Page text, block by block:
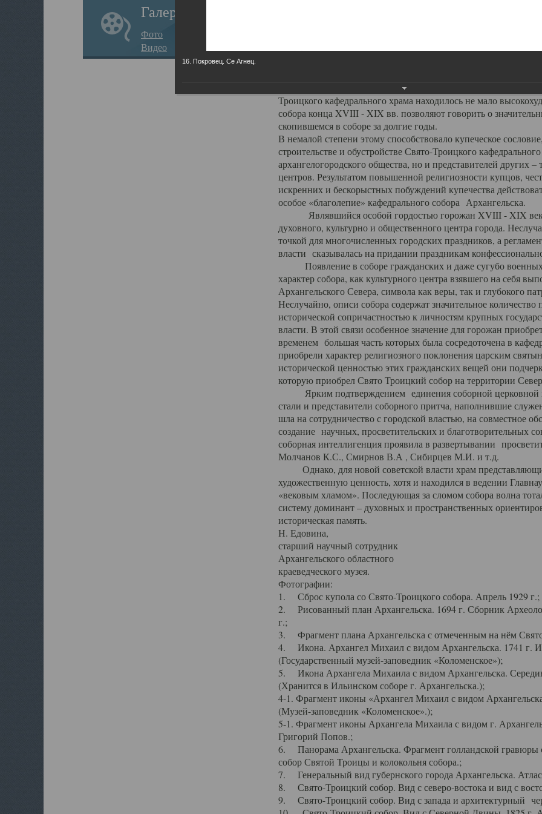
Галерея
Фото
Видео
собой поистине художественную ценность. В совокупности
поражающий воображение своих посетителей. В соборной
Троицкого кафедрального храма находилось не мало
собора конца XVIII - XIX вв. позволяют говорить о
скопившемся в соборе за долгие годы.
В немалой степени этому способствовало купеческое
строительстве и обустройстве Свято-Троицкого
архангелогородского общества, но и представителей других
центров. Результатом повышенной религиозности купцов,
искренних и бескорыстных побуждений купечества
особое «благолепие» кафедрального собора Архангельска.
Являвшийся особой гордостью горожан XVIII - XIX
духовного, культурно и общественного центра города.
точкой для многочисленных городских праздников, а
власти сказывалась на придании праздникам
Появление в соборе гражданских и даже сугубо
характер собора, как культурного центра взявшего на себя
Архангельского Севера, символа как веры, так и глубокого
Неслучайно, описи собора содержат значительное количество
исторической сопричастностью к личностям крупных
власти. В этой связи особенное значение для горожан
временем большая часть которых была сосредоточена в
приобрели характер религиозного поклонения царским
исторической ценностью этих гражданских вещей они
которую приобрел Свято Троицкий собор на территории
Ярким подтверждением единения соборной церковной
стали и представители соборного притча, наполнившие
шла на сотрудничество с городской властью, на совместное
создание научных, просветительских и благотворительных
соборная интеллигенция проявила в развертывании
Молчанов К.С., Смирнов В.А , Сибирцев М.И. и т.д.
Однако, для новой советской власти храм
художественную ценность, хотя и находился в ведении
«вековым хламом». Последующая за сломом собора волна
систему доминант – духовных и пространственных
историческая память.
Н. Едовина,
старший научный сотрудник
Архангельского областного
краеведческого музея.
Фотографии:
1. Сброс купола со Свято-Троицкого собора. Апрель 1929 г.;
2. Рисованный план Архангельска. 1694 г. Сборник
г.;
3. Фрагмент плана Архангельска с отмеченным на нём
4. Икона. Архангел Михаил с видом Архангельска. 1741 г.
(Государственный музей-заповедник «Коломенское»);
5. Икона Архангела Михаила с видом Архангельска.
(Хранится в Ильинском соборе г. Архангельска.);
4-1. Фрагмент иконы «Архангел Михаил с видом
(Музей-заповедник «Коломенское».);
5-1. Фрагмент иконы Архангела Михаила с видом г.
Григорий Попов.;
6. Панорама Архангельска. Фрагмент голландской
собор Святой Троицы и колокольня собора.;
7. Генеральный вид губернского города Архангельска.
8. Свято-Троицкий собор. Вид с северо-востока и вид с
9. Свято-Троицкий собор. Вид с запада и архитектурный
16. Покровец. Се Агнец.